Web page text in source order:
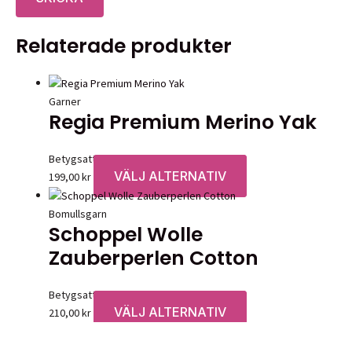
Relaterade produkter
Garner
Regia Premium Merino Yak
Betygsatt0av 5
199,00kr VÄLJ ALTERNATIV
här
varianter.
alternativen
Bomullsgarn
Schoppel Wolle
Zauberperlen Cotton
Betygsatt0av 5
210,00kr VÄLJ ALTERNATIV